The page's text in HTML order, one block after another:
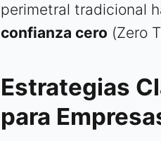
perimetral tradicional
confianza cero (Zero
Estrategias
para